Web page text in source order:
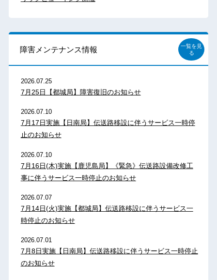
障害メンテナンス情報
一覧を見
る
2026.07.25
7月25日【都城局】障害復旧のお知らせ
2026.07.10
7月17日実施【日南局】伝送路移設に伴うサービス一時停
止のお知らせ
2026.07.10
7月16日(木)実施【鹿児島局】《緊急》伝送路設備改修工
事に伴うサービス一時停止のお知らせ
2026.07.07
7月14日(火)実施【都城局】伝送路移設に伴うサービス一
時停止のお知らせ
2026.07.01
7月8日実施【日南局】伝送路移設に伴うサービス一時停止
のお知らせ